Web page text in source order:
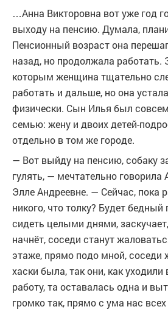
…Анна Викторовна вот уже год
выходу на пенсию. Думала,
Пенсионный возраст она
назад, но продолжала работать.
которым женщина тщательно
работать и дальше, но она
физически. Сын Илья был
семью: жену и двоих детей-
отдельно в том же городе.
— Вот выйду на пенсию, собаку
гулять, — мечтательно говорила
Элле Андреевне. — Сейчас, пока
никого, что толку? Будет
сидеть целыми днями,
начнёт, соседи станут
этаже, прямо подо мной, соседи
хаски была, так они, как уходили
работу, та оставалась одна и
громко так, прямо с ума нас